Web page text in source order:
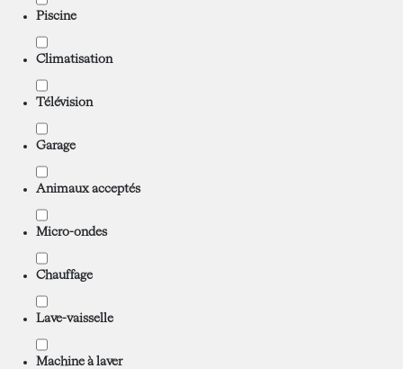
Piscine
Climatisation
Télévision
Garage
Animaux acceptés
Micro-ondes
Chauffage
Lave-vaisselle
Machine à laver